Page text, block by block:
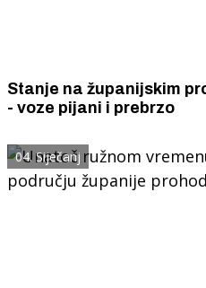
Stanje na županijskim
- voze pijani i prebrzo
04. Siječanj